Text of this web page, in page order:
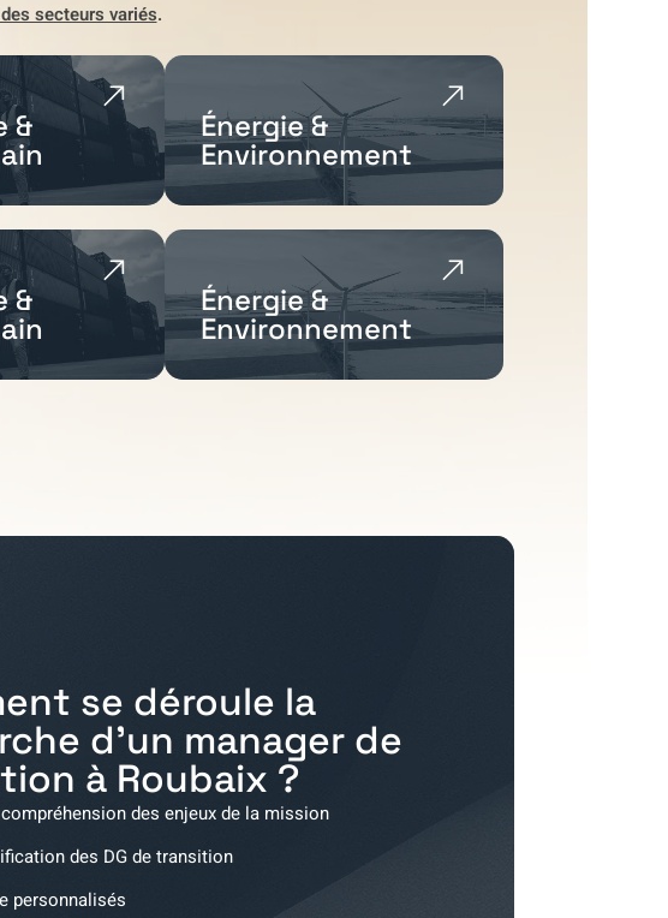
secteurs variés.
& Énergie &
Environnement
& Énergie &
Environnement
se déroule la
d'un manager de
à Roubaix ?
des enjeux de la mission
des DG de transition
personnalisés